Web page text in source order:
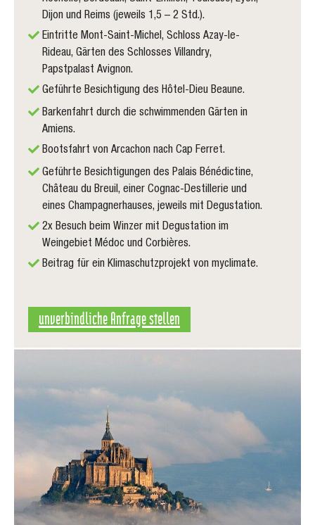
Dijon und Reims (jeweils 1,5 – 2 Std.).
Eintritte Mont-Saint-Michel, Schloss Azay-le-
Rideau, Gärten des Schlosses Villandry,
Papstpalast Avignon.
Geführte Besichtigung des Hôtel-Dieu Beaune.
Barkenfahrt durch die schwimmenden Gärten in
Amiens.
Bootsfahrt von Arcachon nach Cap Ferret.
Geführte Besichtigungen des Palais Bénédictine,
Château du Breuil, einer Cognac-Destillerie und
eines Champagnerhauses, jeweils mit Degustation.
2x Besuch beim Winzer mit Degustation im
Weingebiet Médoc und Corbières.
Beitrag für ein Klimaschutzprojekt von myclimate.
unverbindliche Anfrage stellen